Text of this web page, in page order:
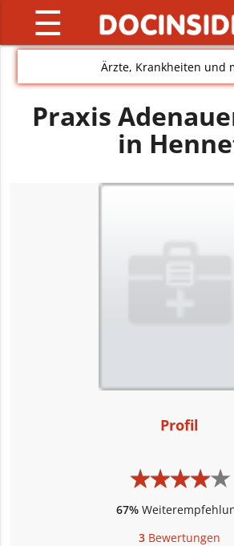
☰
Ärzte, Krankheiten und
Praxis
in
Profil
★★★★★
★★★★★
67%
3 Bewertungen